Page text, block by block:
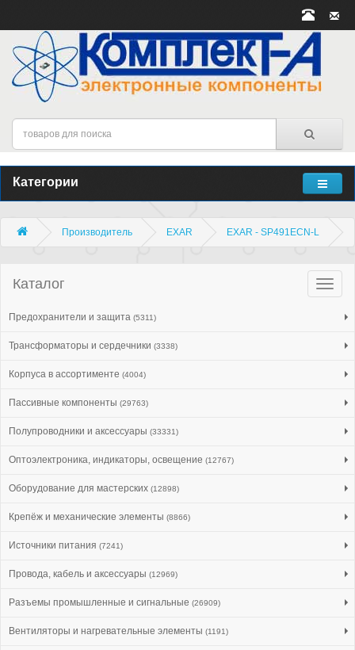
Категории
Производитель EXAR EXAR - SP491ECN-L
Каталог
Предохранители и защита (5311)
Трансформаторы и сердечники (3338)
Корпуса в ассортименте (4004)
Пассивные компоненты (29763)
Полупроводники и аксессуары (33331)
Оптоэлектроника, индикаторы, освещение (12767)
Оборудование для мастерских (12898)
Крепёж и механические элементы (8866)
Источники питания (7241)
Провода, кабель и аксессуары (12969)
Разъемы промышленные и сигнальные (26909)
Вентиляторы и нагревательные элементы (1191)